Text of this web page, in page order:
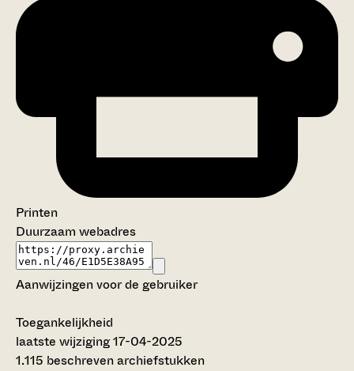
Printen
Duurzaam webadres
Aanwijzingen voor de gebruiker
Toegankelijkheid
laatste wijziging 17-04-2025
1.115 beschreven archiefstukken